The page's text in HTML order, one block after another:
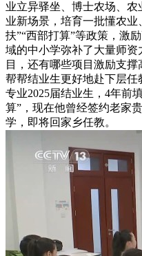
业立异驿坐、博士农场、
业新场景，培育一批懂农业
扶”“西部打算”等政策，激
域的中小学弥补了大量师
目，还有哪些项目激励支
帮帮结业生更好地赴下层
专业2025届结业生，4年前
算”，现在他曾经签约老家
学，即将回家乡任教。